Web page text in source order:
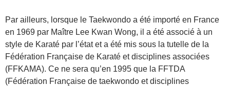
Par ailleurs, lorsque le Taekwondo a été importé en France
en 1969 par Maître Lee Kwan Wong, il a été associé à un
style de Karaté par l’état et a été mis sous la tutelle de la
Fédération Française de Karaté et disciplines associées
(FFKAMA). Ce ne sera qu’en 1995 que la FFTDA
(Fédération Française de taekwondo et disciplines